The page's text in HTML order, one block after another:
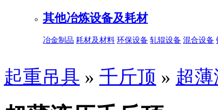
其他冶炼设备及耗材
冶金制品 耗材及材料 环保设备 轧辊设备 混合设备
起重吊具 » 千斤顶 » 超